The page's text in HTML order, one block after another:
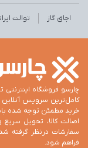
اجاق گاز توالت
چارسو فروشگاه
کامل‌ترین سرویس
اصالت کالا، تحویل
سفارشات درنظر گرفته
فراهم شود.